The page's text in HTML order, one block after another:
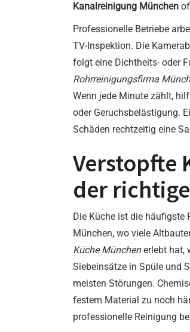
Kanalreinigung München
Professionelle Betriebe
TV-Inspektion. Die
folgt eine Dichtheits- oder
Rohrreinigungsfirma
Wenn jede Minute zählt,
oder Geruchsbelästigung.
Schäden rechtzeitig eine
Verstopfte
der
Die Küche ist die häufigste
München, wo viele
Küche Münchenerlebt hat,
Siebeinsätze in Spüle und
meisten Störungen.
festem Material zu noch
professionelle Reinigung